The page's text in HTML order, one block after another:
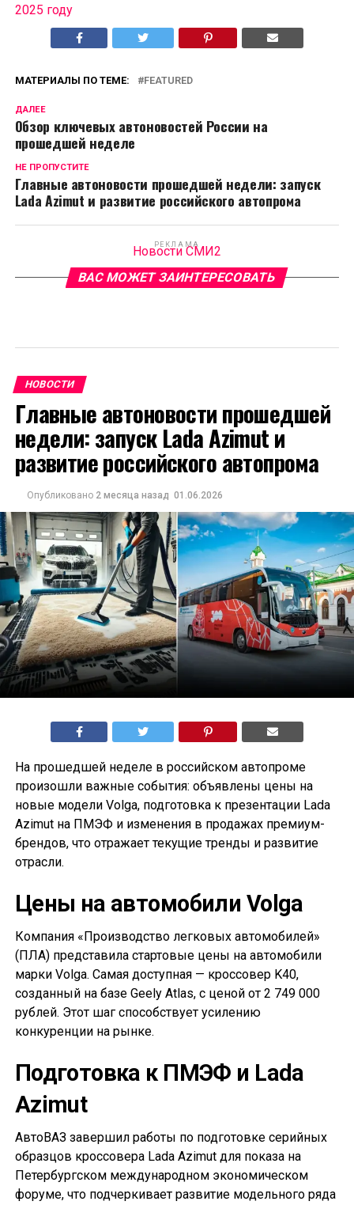
2025 году
МАТЕРИАЛЫ ПО ТЕМЕ: FEATURED
ДАЛЕЕ
Обзор ключевых автоновостей России на
прошедшей неделе
НЕ ПРОПУСТИТЕ
Главные автоновости прошедшей недели: запуск
Lada Azimut и развитие российского автопрома
РЕКЛАМА
Новости СМИ2
ВАС МОЖЕТ ЗАИНТЕРЕСОВАТЬ
НОВОСТИ
Главные автоновости прошедшей
недели: запуск Lada Azimut и
развитие российского автопрома
Опубликовано 2 месяца назад 01.06.2026
На прошедшей неделе в российском автопроме
произошли важные события: объявлены цены на
новые модели Volga, подготовка к презентации Lada
Azimut на ПМЭФ и изменения в продажах премиум-
брендов, что отражает текущие тренды и развитие
отрасли.
Цены на автомобили Volga
Компания «Производство легковых автомобилей»
(ПЛА) представила стартовые цены на автомобили
марки Volga. Самая доступная — кроссовер K40,
созданный на базе Geely Atlas, с ценой от 2 749 000
рублей. Этот шаг способствует усилению
конкуренции на рынке.
Подготовка к ПМЭФ и Lada
Azimut
АвтоВАЗ завершил работы по подготовке серийных
образцов кроссовера Lada Azimut для показа на
Петербургском международном экономическом
форуме, что подчеркивает развитие модельного ряда